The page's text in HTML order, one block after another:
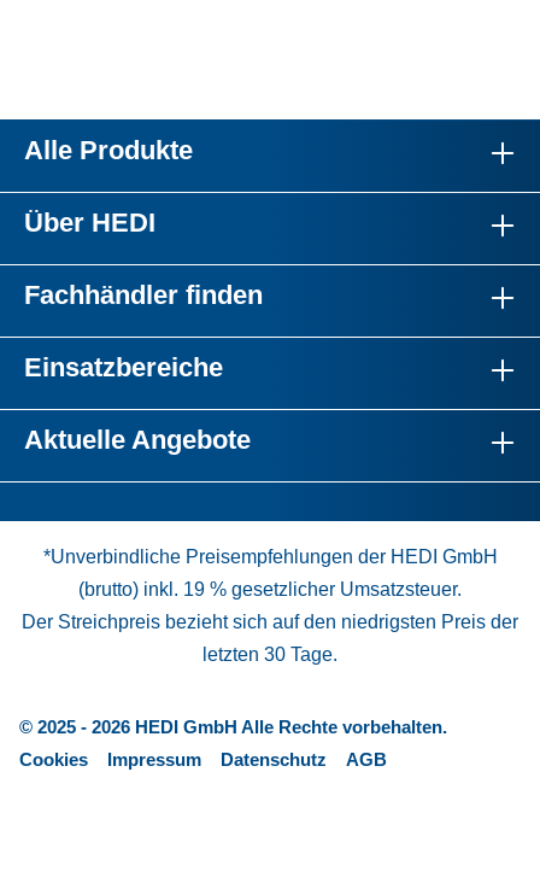
Alle Produkte
Über HEDI
Fachhändler finden
Einsatzbereiche
Aktuelle Angebote
*Unverbindliche Preisempfehlungen der HEDI GmbH
(brutto) inkl. 19 % gesetzlicher Umsatzsteuer.
Der Streichpreis bezieht sich auf den niedrigsten Preis der
letzten 30 Tage.
© 2025 - 2026 HEDI GmbH Alle Rechte vorbehalten.
Cookies
Impressum Datenschutz AGB